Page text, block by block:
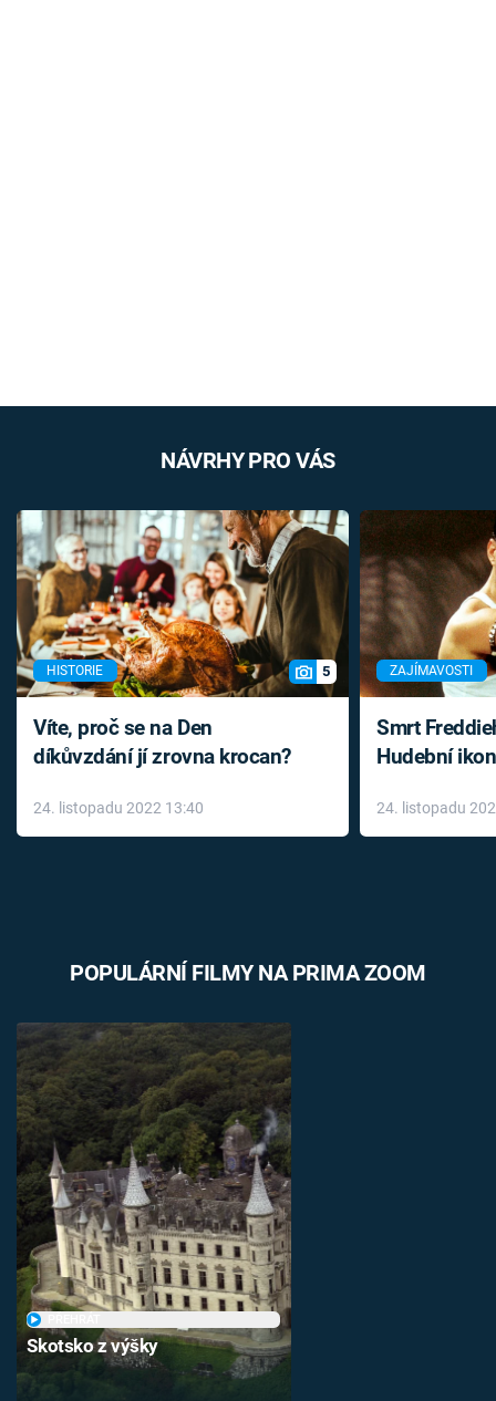
NÁVRHY PRO VÁS
HISTORIE 5
Víte, proč se na Den
díkůvzdání jí zrovna krocan?
24. listopadu 2022 13:40
ZAJÍMAVOSTI
Smrt
Hudební
léky
24. listopadu
POPULÁRNÍ FILMY NA PRIMA ZOOM
Skotsko z výšky